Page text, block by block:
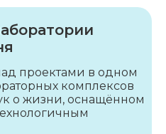
проектами в одном
комплексов
о жизни, оснащённом